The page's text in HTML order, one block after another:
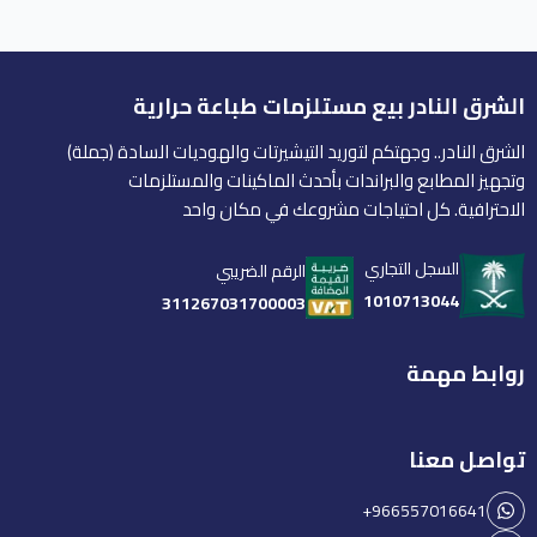
الشرق النادر بيع مستلزمات طباعة حرارية
الشرق النادر.. وجهتكم لتوريد التيشيرتات والهوديات السادة (جملة)
وتجهيز المطابع والبراندات بأحدث الماكينات والمستلزمات
الاحترافية. كل احتياجات مشروعك في مكان واحد
السجل التجاري
1010713044
الرقم الضريبي
311267031700003
روابط مهمة
تواصل معنا
+966557016641